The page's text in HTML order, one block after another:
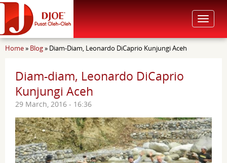
Toggle
You are here
Home» Blog» Diam-Diam, Leonardo DiCaprio Kunjungi Aceh
Diam-diam, Leonardo DiCaprio
Kunjungi Aceh
29 March, 2016 - 16:36